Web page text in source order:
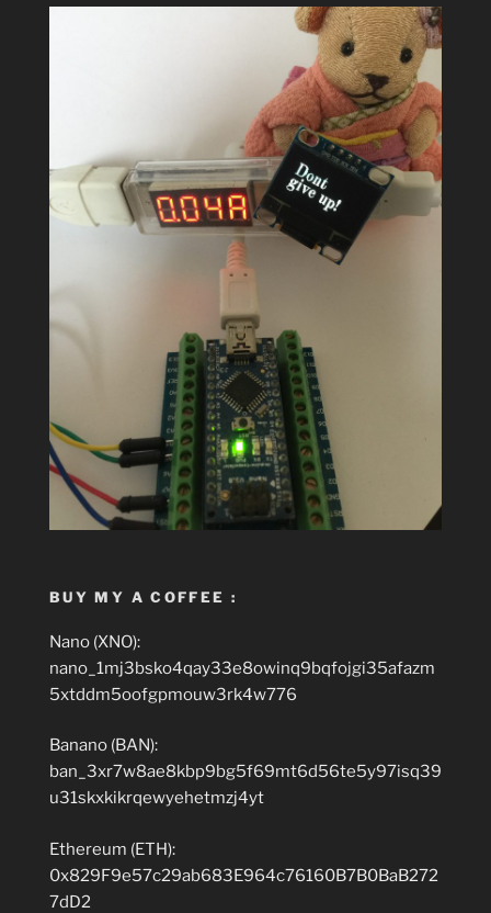
BUY MY A COFFEE :
Nano (XNO):
nano_1mj3bsko4qay33e8owinq9bqfojgi35afazm
5xtddm5oofgpmouw3rk4w776
Banano (BAN):
ban_3xr7w8ae8kbp9bg5f69mt6d56te5y97isq39
u31skxkikrqewyehetmzj4yt
Ethereum (ETH):
0x829F9e57c29ab683E964c76160B7B0BaB272
7dD2